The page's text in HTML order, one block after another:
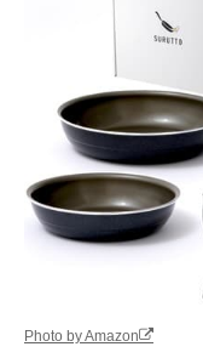
Photo by Amazon